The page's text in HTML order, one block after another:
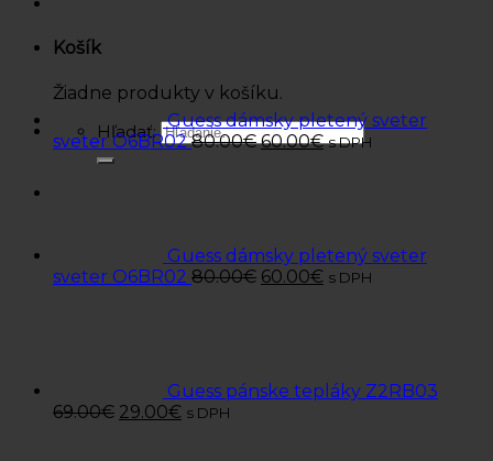
Košík
Žiadne produkty v košíku.
Hľadať:
Guess dámsky pletený sveter
sveter O6BR02 80.00€ 60.00€ s DPH
Guess dámsky pletený sveter
sveter O6BR02 80.00€ 60.00€ s DPH
Guess pánske tepláky Z2RB03
69.00€ 29.00€ s DPH